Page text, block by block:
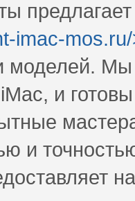
imac-
Мы
и
и